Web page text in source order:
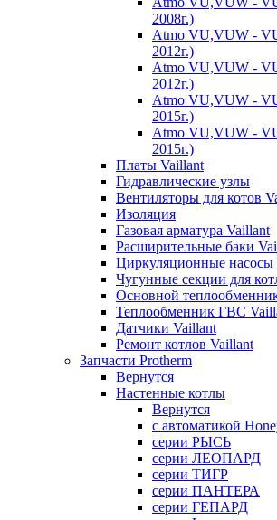
2008г.)
Atmo VU,VUW -
2012г.)
Atmo VU,VUW -
2012г.)
Atmo VU,VUW -
2015г.)
Atmo VU,VUW -
2015г.)
Платы Vaillant
Гидравлические узлы
Вентиляторы для котов
Изоляция
Газовая арматура Vaillant
Расширительные баки
Циркуляционные насосы
Чугунные секции для
Основной
Теплообменник ГВС
Датчики Vaillant
Ремонт котлов Vaillant
Запчасти Protherm
Вернутся
Настенные котлы
Вернутся
с автоматикой
серии РЫСЬ
серии ЛЕОПАРД
серии ТИГР
серии ПАНТЕРА
серии ГЕПАРД